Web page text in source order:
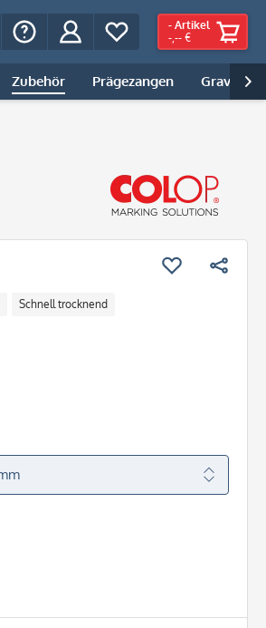
- Artikel
-,-- €
Zubehör Prägezangen Gravur |

Schnell trocknend